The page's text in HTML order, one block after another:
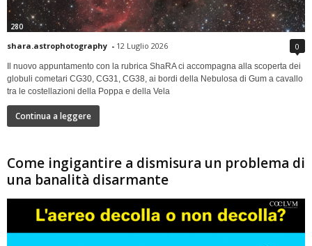
280
shara.astrophotography - 12 Luglio 2026 0
Il nuovo appuntamento con la rubrica ShaRA ci accompagna alla scoperta dei
globuli cometari CG30, CG31, CG38, ai bordi della Nebulosa di Gum a cavallo
tra le costellazioni della Poppa e della Vela
Continua a leggere
Come ingigantire a dismisura un problema di
una banalità disarmante